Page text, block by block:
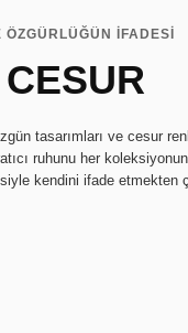
İFADESİ
tasarımları ve cesur
ruhunu her
kendini ifade etmekten